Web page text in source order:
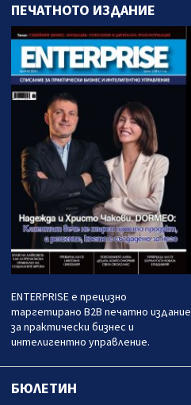
ПЕЧАТНОТО ИЗДАНИЕ
ENTERPRISE е прецизно
таргетирано B2B печатно издание
за практически бизнес и
интелигентно управление.
БЮЛЕТИН